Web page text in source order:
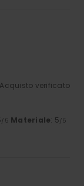
Acquisto verificato
/5 Materiale: 5/5